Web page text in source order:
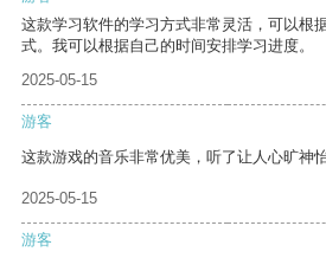
这款学习软件的学习方式非常灵活，可以根
式。我可以根据自己的时间安排学习进度。
2025-05-15
游客
这款游戏的音乐非常优美，听了让人心旷神怡
2025-05-15
游客